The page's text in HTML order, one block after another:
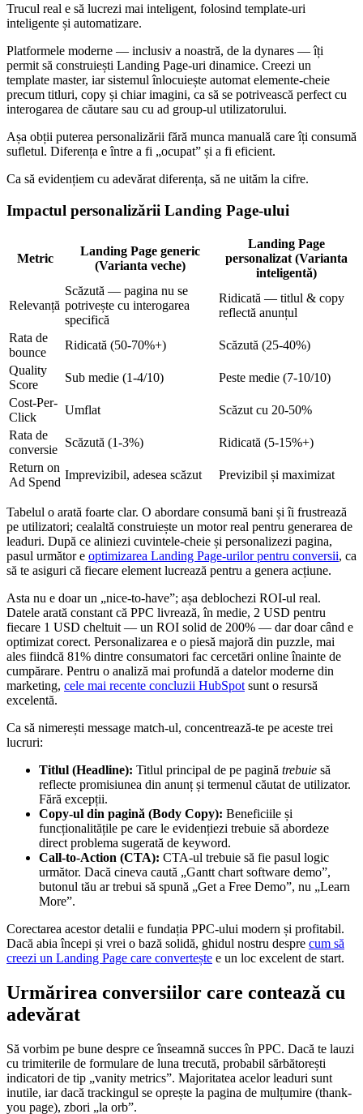
Trucul real e să lucrezi mai inteligent, folosind template-uri
inteligente și automatizare.
Platformele moderne — inclusiv a noastră, de la dynares — îți
permit să construiești Landing Page-uri dinamice. Creezi un
template master, iar sistemul înlocuiește automat elemente-cheie
precum titluri, copy și chiar imagini, ca să se potrivească perfect cu
interogarea de căutare sau cu ad group-ul utilizatorului.
Așa obții puterea personalizării fără munca manuală care îți consumă
sufletul. Diferența e între a fi „ocupat” și a fi eficient.
Ca să evidențiem cu adevărat diferența, să ne uităm la cifre.
Impactul personalizării Landing Page-ului
Metric
Landing Page generic
(Varianta veche)
Landing Page
personalizat (Varianta
inteligentă)
Relevanță
Scăzută — pagina nu se
potrivește cu interogarea
specifică
Ridicată — titlul & copy
reflectă anunțul
Rata de
bounce
Ridicată (50-70%+)
Scăzută (25-40%)
Quality
Score
Sub medie (1-4/10)
Peste medie (7-10/10)
Cost-Per-
Click
Umflat
Scăzut cu 20-50%
Rata de
conversie
Scăzută (1-3%)
Ridicată (5-15%+)
Return on
Ad Spend
Imprevizibil, adesea scăzut Previzibil și maximizat
Tabelul o arată foarte clar. O abordare consumă bani și îi frustrează
pe utilizatori; cealaltă construiește un motor real pentru generarea de
leaduri. După ce aliniezi cuvintele-cheie și personalizezi pagina,
pasul următor e optimizarea Landing Page-urilor pentru conversii, ca
să te asiguri că fiecare element lucrează pentru a genera acțiune.
Asta nu e doar un „nice-to-have”; așa deblochezi ROI-ul real.
Datele arată constant că PPC livrează, în medie, 2 USD pentru
fiecare 1 USD cheltuit — un ROI solid de 200% — dar doar când e
optimizat corect. Personalizarea e o piesă majoră din puzzle, mai
ales fiindcă 81% dintre consumatori fac cercetări online înainte de
cumpărare. Pentru o analiză mai profundă a datelor moderne din
marketing, cele mai recente concluzii HubSpot sunt o resursă
excelentă.
Ca să nimerești message match-ul, concentrează-te pe aceste trei
lucruri:
Titlul (Headline): Titlul principal de pe pagină trebuie să
reflecte promisiunea din anunț și termenul căutat de utilizator.
Fără excepții.
Copy-ul din pagină (Body Copy): Beneficiile și
funcționalitățile pe care le evidențiezi trebuie să abordeze
direct problema sugerată de keyword.
Call-to-Action (CTA): CTA-ul trebuie să fie pasul logic
următor. Dacă cineva caută „Gantt chart software demo”,
butonul tău ar trebui să spună „Get a Free Demo”, nu „Learn
More”.
Corectarea acestor detalii e fundația PPC-ului modern și profitabil.
Dacă abia începi și vrei o bază solidă, ghidul nostru despre cum să
creezi un Landing Page care convertește e un loc excelent de start.
Urmărirea conversiilor care contează cu
adevărat
Să vorbim pe bune despre ce înseamnă succes în PPC. Dacă te lauzi
cu trimiterile de formulare de luna trecută, probabil sărbătorești
indicatori de tip „vanity metrics”. Majoritatea acelor leaduri sunt
inutile, iar dacă trackingul se oprește la pagina de mulțumire (thank-
you page), zbori „la orb”.